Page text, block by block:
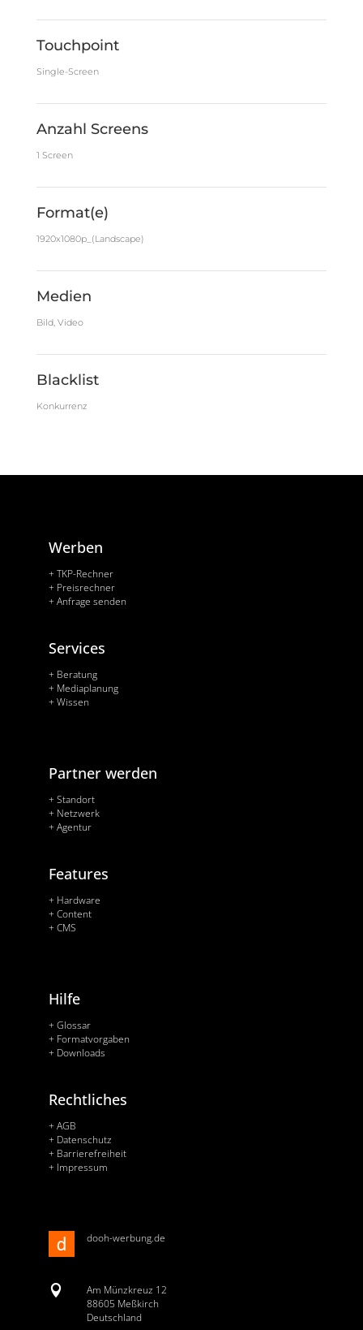
Touchpoint
Single-Screen
Anzahl Screens
1 Screen
Format(e)
1920x1080p_(Landscape)
Medien
Bild, Video
Blacklist
Konkurrenz
Werben
+ TKP-Rechner
+ Preisrechner
+ Anfrage senden
Services
+ Beratung
+ Mediaplanung
+ Wissen
Partner werden
+ Standort
+ Netzwerk
+ Agentur
Features
+ Hardware
+ Content
+ CMS
Hilfe
+ Glossar
+ Formatvorgaben
+ Downloads
Rechtliches
+ AGB
+ Datenschutz
+ Barrierefreiheit
+ Impressum
dooh-werbung.de

Am Münzkreuz 12
88605 Meßkirch
Deutschland